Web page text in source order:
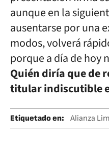
aunque en la
ausentarse por una
modos, volverá
porque a día de hoy
Quién diría que de
titular indiscutible
Etiquetado en: Alianza